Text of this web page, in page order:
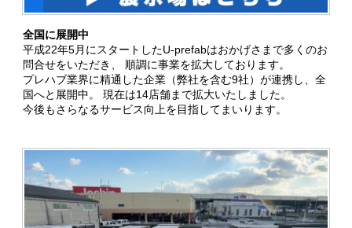
全国に展開中
平成22年5月にスタートしたU-prefabはおかげさまで多くのお
問合せをいただき、 順調に事業を拡大しております。
プレハブ業界に精通した企業（弊社を含む9社）が連携し、全
国へと展開中。 現在は14店舗まで拡大いたしました。
今後もさらなるサービス向上を目指してまいります。